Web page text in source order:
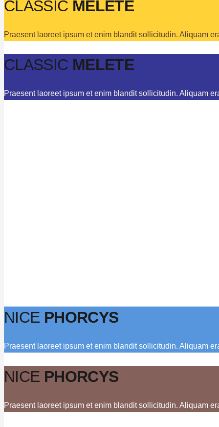
CLASSIC MELETE
Praesent laoreet ipsum et enim blandit sollicitudin. Aliquam
CLASSIC MELETE
Praesent laoreet ipsum et enim blandit sollicitudin. Aliquam
NICE PHORCYS
Praesent laoreet ipsum et enim blandit sollicitudin. Aliquam
NICE PHORCYS
Praesent laoreet ipsum et enim blandit sollicitudin. Aliquam